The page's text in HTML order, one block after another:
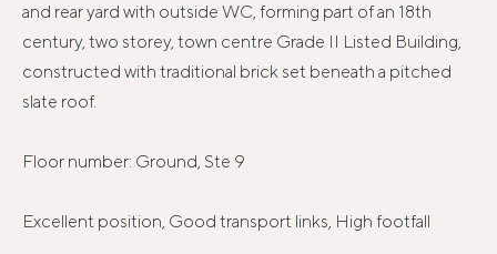
and rear yard with outside WC, forming part of an 18th
century, two storey, town centre Grade II Listed Building,
constructed with traditional brick set beneath a pitched
slate roof.
Floor number: Ground, Ste 9
Excellent position, Good transport links, High footfall